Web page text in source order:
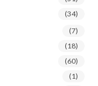
(34)
(7)
(18)
(60)
(1)